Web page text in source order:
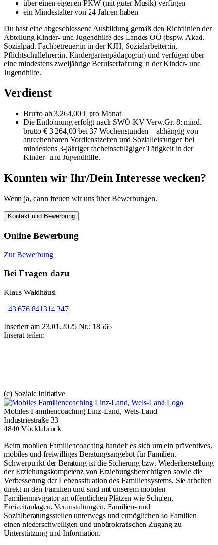
über einen eigenen PKW (mit guter Musik) verfügen
ein Mindestalter von 24 Jahren haben
Du hast eine abgeschlossene Ausbildung gemäß den Richtlinien der
Abteilung Kinder- und Jugendhilfe des Landes OÖ (bspw. Akad.
Sozialpäd. Fachbetreuer:in in der KJH, Sozialarbeiter:in,
Pflichtschullehrer:in, Kindergartenpädagog:in) und verfügen über
eine mindestens zweijährige Berufserfahrung in der Kinder- und
Jugendhilfe.
Verdienst
Brutto ab 3.264,00 € pro Monat
Die Entlohnung erfolgt nach SWÖ-KV Verw.Gr. 8: mind.
brutto € 3.264,00 bei 37 Wochenstunden – abhängig von
anrechenbaren Vordienstzeiten und Sozialleistungen bei
mindestens 3-jähriger facheinschlägiger Tätigkeit in der
Kinder- und Jugendhilfe.
Konnten wir Ihr/Dein Interesse wecken?
Wenn ja, dann freuen wir uns über Bewerbungen.
Kontakt und Bewerbung
Online Bewerbung
Zur Bewerbung
Bei Fragen dazu
Klaus Waldhäusl
+43 676 841314 347
Inseriert am 23.01.2025 Nr.: 18566
Inserat teilen:
(c) Soziale Initiative
Mobiles Familiencoaching Linz-Land, Wels-Land
Industriestraße 33
4840 Vöcklabruck
Beim mobilen Familiencoaching handelt es sich um ein präventives,
mobiles und freiwilliges Beratungsangebot für Familien.
Schwerpunkt der Beratung ist die Sicherung bzw. Wiederherstellung
der Erziehungskompetenz von Erziehungsberechtigten sowie die
Verbesserung der Lebenssituation des Familiensystems. Sie arbeiten
direkt in den Familien und sind mit unserem mobilen
Familiennavigator an öffentlichen Plätzen wie Schulen,
Freizeitanlagen, Veranstaltungen, Familien- und
Sozialberatungsstellen unterwegs und ermöglichen so Familien
einen niederschwelligen und unbürokratischen Zugang zu
Unterstützung und Information.